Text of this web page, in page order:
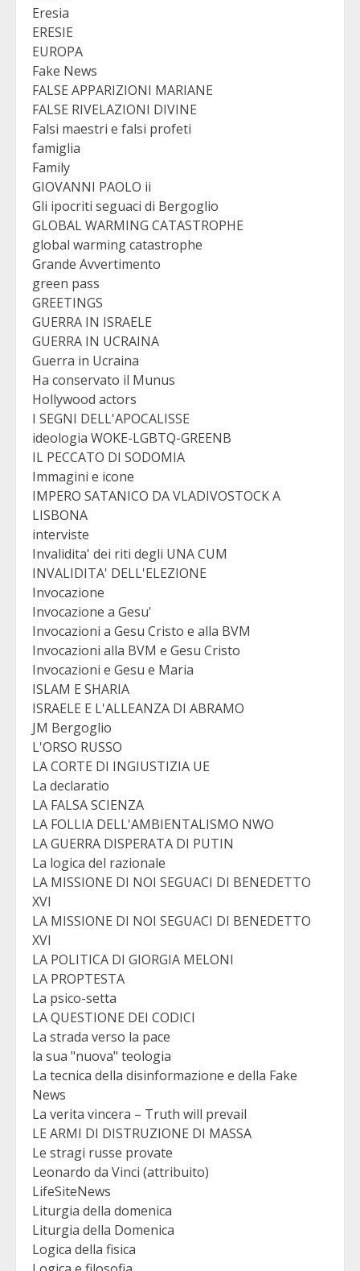
Eresia
ERESIE
EUROPA
Fake News
FALSE APPARIZIONI MARIANE
FALSE RIVELAZIONI DIVINE
Falsi maestri e falsi profeti
famiglia
Family
GIOVANNI PAOLO ii
Gli ipocriti seguaci di Bergoglio
GLOBAL WARMING CATASTROPHE
global warming catastrophe
Grande Avvertimento
green pass
GREETINGS
GUERRA IN ISRAELE
GUERRA IN UCRAINA
Guerra in Ucraina
Ha conservato il Munus
Hollywood actors
I SEGNI DELL'APOCALISSE
ideologia WOKE-LGBTQ-GREENB
IL PECCATO DI SODOMIA
Immagini e icone
IMPERO SATANICO DA VLADIVOSTOCK A
LISBONA
interviste
Invalidita' dei riti degli UNA CUM
INVALIDITA' DELL'ELEZIONE
Invocazione
Invocazione a Gesu'
Invocazioni a Gesu Cristo e alla BVM
Invocazioni alla BVM e Gesu Cristo
Invocazioni e Gesu e Maria
ISLAM E SHARIA
ISRAELE E L'ALLEANZA DI ABRAMO
JM Bergoglio
L'ORSO RUSSO
LA CORTE DI INGIUSTIZIA UE
La declaratio
LA FALSA SCIENZA
LA FOLLIA DELL'AMBIENTALISMO NWO
LA GUERRA DISPERATA DI PUTIN
La logica del razionale
LA MISSIONE DI NOI SEGUACI DI BENEDETTO
XVI
LA MISSIONE DI NOI SEGUACI DI BENEDETTO
XVI
LA POLITICA DI GIORGIA MELONI
LA PROPTESTA
La psico-setta
LA QUESTIONE DEI CODICI
La strada verso la pace
la sua "nuova" teologia
La tecnica della disinformazione e della Fake
News
La verita vincera – Truth will prevail
LE ARMI DI DISTRUZIONE DI MASSA
Le stragi russe provate
Leonardo da Vinci (attribuito)
LifeSiteNews
Liturgia della domenica
Liturgia della Domenica
Logica della fisica